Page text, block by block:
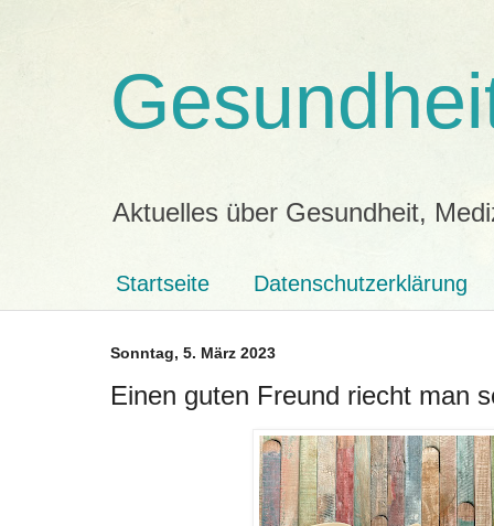
Aktuelles über Gesundheit,
Startseite Datenschutzerklärung
Sonntag, 5. März 2023
Einen guten Freund riecht man